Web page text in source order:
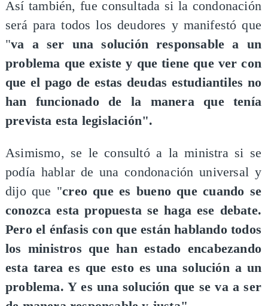
Así también, fue consultada si la condonación
será para todos los deudores y manifestó que
"va a ser una solución responsable a un
problema que existe y que tiene que ver con
que el pago de estas deudas estudiantiles no
han funcionado de la manera que tenía
prevista esta legislación".
Asimismo, se le consultó a la ministra si se
podía hablar de una condonación universal y
dijo que "creo que es bueno que cuando se
conozca esta propuesta se haga ese debate.
Pero el énfasis con que están hablando todos
los ministros que han estado encabezando
esta tarea es que esto es una solución a un
problema. Y es una solución que se va a ser